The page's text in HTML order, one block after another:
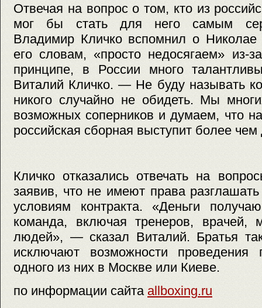
Отвечая на вопрос о том, кто из
мог бы стать для него самым
Владимир Кличко вспомнил о
его словам, «просто недосягаем» из-
принципе, в России много
Виталий Кличко. — Не буду называть
никого случайно не обидеть. Мы
возможных соперников и думаем, что
российская сборная выступит более чем
Кличко отказались отвечать на
заявив, что не имеют права
условиям контракта. «Деньги
команда, включая тренеров, врачей,
людей», — сказал Виталий. Братья
исключают возможности проведения
одного из них в Москве или Киеве.
по информации сайта allboxing.ru